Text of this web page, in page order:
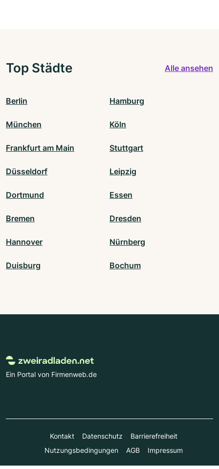
Top Städte Alle ansehen
Berlin Hamburg
München Köln
Frankfurt am Main Stuttgart
Düsseldorf Leipzig
Dortmund Essen
Bremen Dresden
Hannover Nürnberg
Duisburg Bochum
Ein Portal von Firmenweb.de
Kontakt Datenschutz
Barrierefreiheit
Nutzungsbedingungen
AGB Impressum